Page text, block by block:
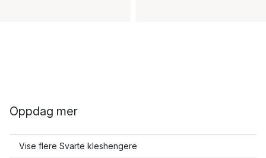
Oppdag mer
Vise flere Svarte kleshengere